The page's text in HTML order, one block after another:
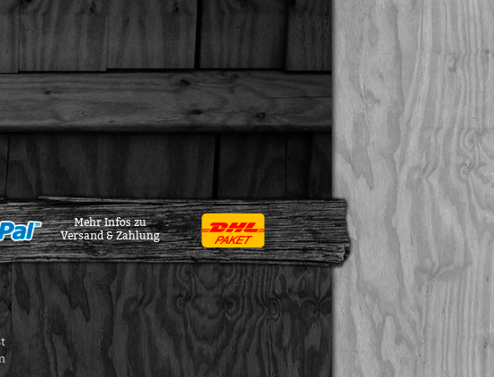
Mehr Infos zu
Versand & Zahlung